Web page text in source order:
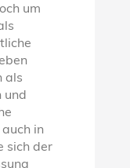
um
als
und
in
sich der